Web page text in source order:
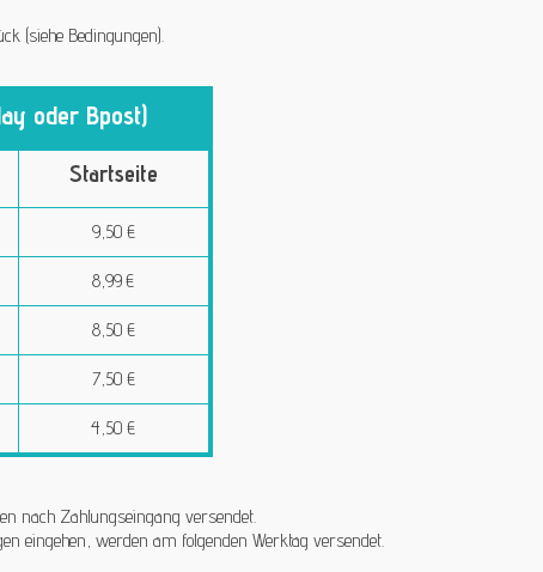
(siehe Bedingungen).
oder Bpost)
Startseite
9,50 €
8,99 €
8,50 €
7,50 €
4,50 €
nach Zahlungseingang versendet.
eingehen, werden am folgenden Werktag versendet.